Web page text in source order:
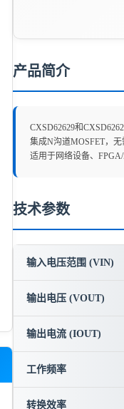
产品简介
CXSD62629和
集成N沟道MOSFET，
适用于网络设备、
技术参数
输入电压范围 (VIN)
输出电压 (VOUT)
输出电流 (IOUT)
工作频率
转换效率